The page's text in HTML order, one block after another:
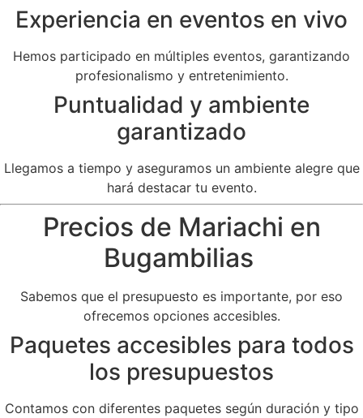
Experiencia en eventos en vivo
Hemos participado en múltiples eventos, garantizando
profesionalismo y entretenimiento.
Puntualidad y ambiente
garantizado
Llegamos a tiempo y aseguramos un ambiente alegre que
hará destacar tu evento.
Precios de Mariachi en
Bugambilias
Sabemos que el presupuesto es importante, por eso
ofrecemos opciones accesibles.
Paquetes accesibles para todos
los presupuestos
Contamos con diferentes paquetes según duración y tipo